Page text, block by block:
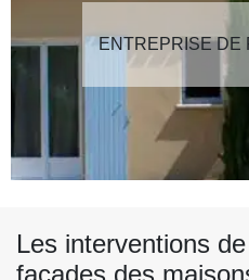
ENTREPRISE DE
Les interventions
façades des